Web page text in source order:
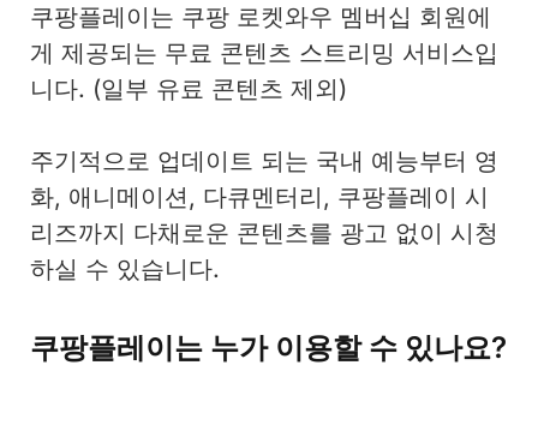
쿠팡플레이는 쿠팡 로켓와우 멤버십 회원에
게 제공되는 무료 콘텐츠 스트리밍 서비스입
니다. (일부 유료 콘텐츠 제외)
주기적으로 업데이트 되는 국내 예능부터 영
화, 애니메이션, 다큐멘터리, 쿠팡플레이 시
리즈까지 다채로운 콘텐츠를 광고 없이 시청
하실 수 있습니다.
쿠팡플레이는 누가 이용할 수 있나요?